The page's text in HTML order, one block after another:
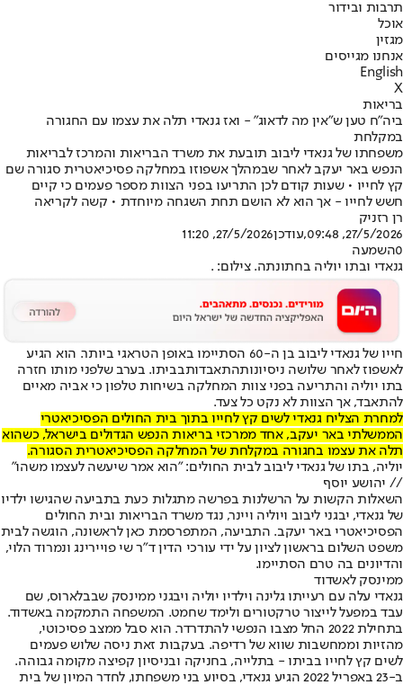
תרבות ובידור
אוכל
מגזין
אנחנו מגייסים
English
X
בריאות
ביה"ח טען ש"אין מה לדאוג" - ואז גנאדי תלה את עצמו עם החגורה
במקלחת
משפחתו של גנאדי ליבוב תובעת את משרד הבריאות והמרכז לבריאות
הנפש באר יעקב לאחר שבמהלך אשפוזו במחלקה פסיכיאטרית סגורה שם
קץ לחייו • שעות קודם לכן התריעו בפני הצוות מספר פעמים כי קיים
חשש לחייו - אך הוא לא הושם תחת השגחה מיוחדת • קשה לקריאה
רן רזניק
27/5/2026, 09:48
,עודכן27/5/2026, 11:20
0השמעה
גנאדי ובתו יוליה בחתונתה. צילום: .
חייו של גנאדי ליבוב בן ה-60 הסתיימו באופן הטראגי ביותר. הוא הגיע
לאשפוז לאחר שלושה ניסיונותהתאבדותבביתו. בערב שלפני מותו חזרה
בתו יוליה והתריעה בפני צוות המחלקה בשיחות טלפון כי אביה מאיים
להתאבד, אך הצוות לא נקט כל צעד.
למחרת הצליח גנאדי לשים קץ לחייו בתוך בית החולים הפסיכיאטרי
הממשלתי באר יעקב, אחד ממרכזי בריאות הנפש הגדולים בישראל, כשהוא
תלה את עצמו בחגורה במקלחת של המחלקה הפסיכיאטרית הסגורה.
יוליה, בתו של גנאדי ליבוב לבית החולים: "הוא אמר שיעשה לעצמו משהו"
// יהושע יוסף
השאלות הקשות על הרשלנות בפרשה מתגלות כעת בתביעה שהגישו ילדיו
של גנאדי, יבגני ליבוב ויוליה ויינר, נגד משרד הבריאות ובית החולים
הפסיכיאטרי באר יעקב. התביעה, המתפרסמת כאן לראשונה, הוגשה לבית
משפט השלום בראשון לציון על ידי עורכי הדין ד"ר שי פויירינג ונמרוד הלוי,
והדיונים בה טרם הסתיימו.
ממינסק לאשדוד
גנאדי עלה עם רעייתו גלינה וילדיו יוליה ויבגני ממינסק שבבלארוס, שם
עבד במפעל לייצור טרקטורים ולימד שחמט. המשפחה התמקמה באשדוד.
בתחילת 2022 החל מצבו הנפשי להתדרדר. הוא סבל ממצב פסיכוטי,
מהזיות וממחשבות שווא של רדיפה. בעקבות זאת ניסה שלוש פעמים
לשים קץ לחייו בביתו - בתלייה, בחניקה ובניסיון קפיצה מקומה גבוהה.
ב-23 באפריל 2022 הגיע גנאדי, בסיוע בני משפחתו, לחדר המיון של בית